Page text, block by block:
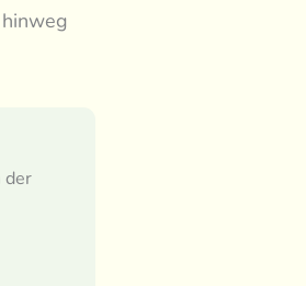
der